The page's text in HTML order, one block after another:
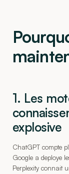
1. Les
explosive
ChatGPT compte
Google a deploye
Perplexity connait